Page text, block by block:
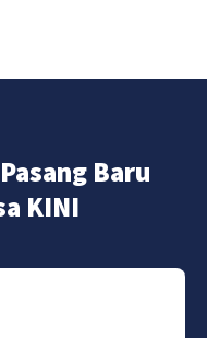
Baru
KINI